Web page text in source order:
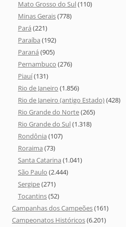
Mato Grosso do Sul(110)
Minas Gerais(778)
Pará (221)
Paraíba (192)
Paraná (905)
Pernambuco (276)
Piauí(131)
Rio de Janeiro (1.856)
Rio de Janeiro (antigo Estado)(428)
Rio Grande do Norte(265)
Rio Grande do Sul(1.318)
Rondônia (107)
Roraima (73)
Santa Catarina (1.041)
São Paulo (2.444)
Sergipe(271)
Tocantins(52)
Campanhas dos Campeões(161)
Campeonatos Históricos(6.201)